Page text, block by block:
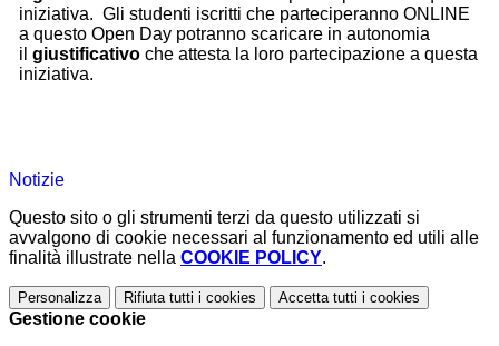
iniziativa. Gli studenti iscritti che parteciperanno ONLINE
a questo Open Day potranno scaricare in autonomia
il giustificativo che attesta la loro partecipazione a questa
iniziativa.
Notizie
Questo sito o gli strumenti terzi da questo utilizzati si
avvalgono di cookie necessari al funzionamento ed utili alle
finalità illustrate nella COOKIE POLICY.
Personalizza Rifiuta tutti i cookies Accetta tutti i cookies
Gestione cookie